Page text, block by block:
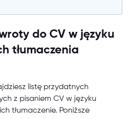
do CV w języku
tłumaczenia
listę przydatnych
z pisaniem CV w języku
tłumaczenie. Poniższe